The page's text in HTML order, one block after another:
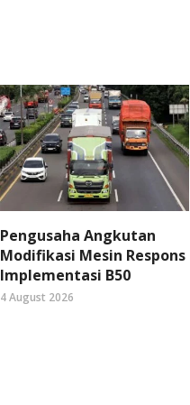
Pengusaha Angkutan
Modifikasi Mesin Respons
Implementasi B50
4 August 2026